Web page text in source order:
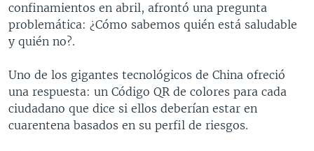
confinamientos en abril, afrontó una pregunta
problemática: ¿Cómo sabemos quién está saludable
y quién no?.
Uno de los gigantes tecnológicos de China ofreció
una respuesta: un Código QR de colores para cada
ciudadano que dice si ellos deberían estar en
cuarentena basados en su perfil de riesgos.